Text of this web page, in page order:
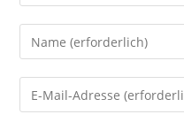
Gib
deinen
Namen
oder
Gib
deine